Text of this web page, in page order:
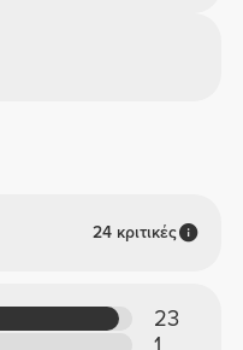
24 κριτικές
23